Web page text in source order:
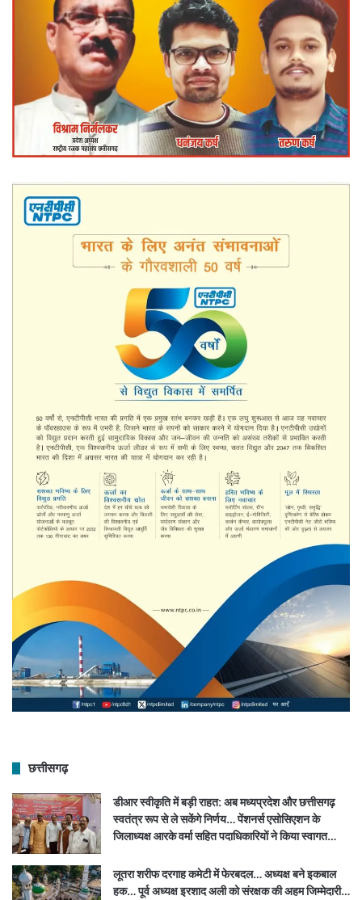
छत्तीसगढ़
डीआर स्वीकृति में बड़ी राहत: अब मध्यप्रदेश और छत्तीसगढ़
स्वतंत्र रूप से ले सकेंगे निर्णय… पेंशनर्स एसोसिएशन के
जिलाध्यक्ष आरके वर्मा सहित पदाधिकारियों ने किया स्वागत…
लूतरा शरीफ दरगाह कमेटी में फेरबदल… अध्यक्ष बने इकबाल
हक… पूर्व अध्यक्ष इरशाद अली को संरक्षक की अहम जिम्मेदारी…